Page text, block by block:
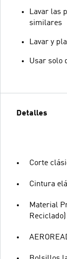
Lavar las
similares
Lavar y
Usar solo
Detalles
Corte
Cintura
Material
Reciclado)